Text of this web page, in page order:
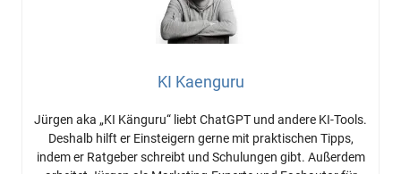
KI Kaenguru
Jürgen aka „KI Känguru“ liebt ChatGPT und andere KI-Tools.
Deshalb hilft er Einsteigern gerne mit praktischen Tipps,
indem er Ratgeber schreibt und Schulungen gibt. Außerdem